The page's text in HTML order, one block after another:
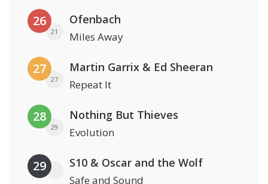
26
21
Ofenbach
Miles Away
27
27
Martin Garrix & Ed Sheeran
Repeat It
28
29
Nothing But Thieves
Evolution
29 S10 & Oscar and the Wolf
Safe and Sound